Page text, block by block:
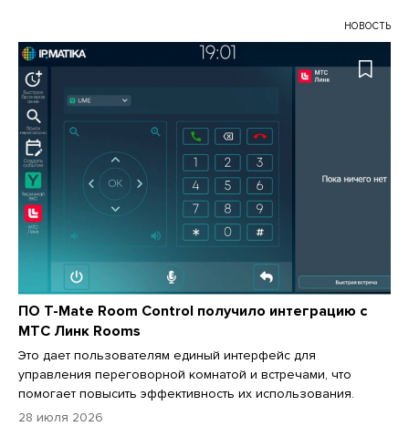
НОВОСТЬ
ПО T-Mate Room Control получило интеграцию с
МТС Линк Rooms
Это дает пользователям единый интерфейс для
управления переговорной комнатой и встречами, что
помогает повысить эффективность их использования.
28 июля 2026